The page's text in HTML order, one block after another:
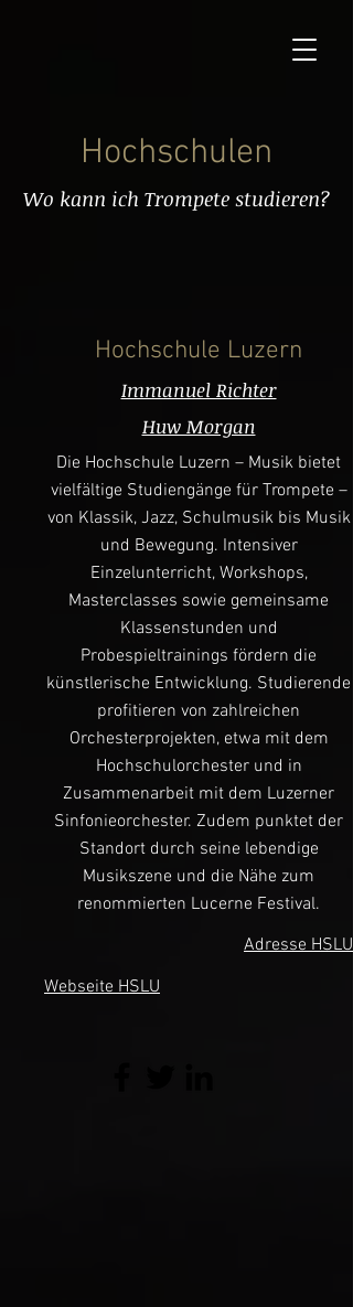
Hochschulen
Wo kann ich Trompete studieren?
Hochschule Luzern
Immanuel Richter
Huw Morgan
Die Hochschule Luzern – Musik bietet
vielfältige Studiengänge für Trompete –
von Klassik, Jazz, Schulmusik bis Musik
und Bewegung. Intensiver
Einzelunterricht, Workshops,
Masterclasses sowie gemeinsame
Klassenstunden und
Probespieltrainings fördern die
künstlerische Entwicklung. Studierende
profitieren von zahlreichen
Orchesterprojekten, etwa mit dem
Hochschulorchester und in
Zusammenarbeit mit dem Luzerner
Sinfonieorchester. Zudem punktet der
Standort durch seine lebendige
Musikszene und die Nähe zum
renommierten Lucerne Festival.
Adresse HSLU
Webseite HSLU